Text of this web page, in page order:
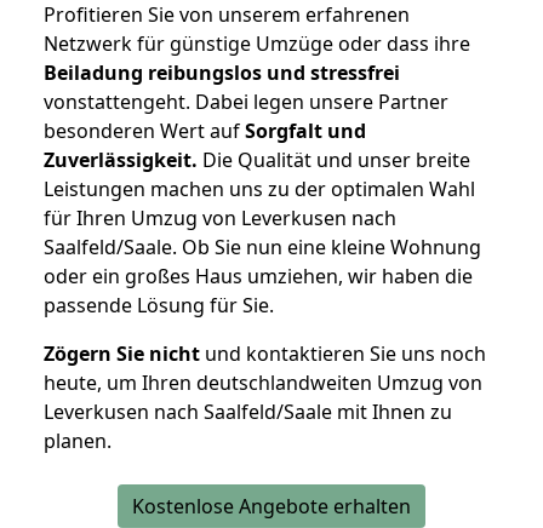
Profitieren Sie von unserem erfahrenen
Netzwerk für günstige Umzüge oder dass ihre
Beiladung reibungslos und stressfrei
vonstattengeht. Dabei legen unsere Partner
besonderen Wert aufSorgfalt und
Zuverlässigkeit. Die Qualität und unser breite
Leistungen machen uns zu der optimalen Wahl
für Ihren Umzug von Leverkusen nach
Saalfeld/Saale. Ob Sie nun eine kleine Wohnung
oder ein großes Haus umziehen, wir haben die
passende Lösung für Sie.
Zögern Sie nicht und kontaktieren Sie uns noch
heute, um Ihren deutschlandweiten Umzug von
Leverkusen nach Saalfeld/Saale mit Ihnen zu
planen.
Kostenlose Angebote erhalten